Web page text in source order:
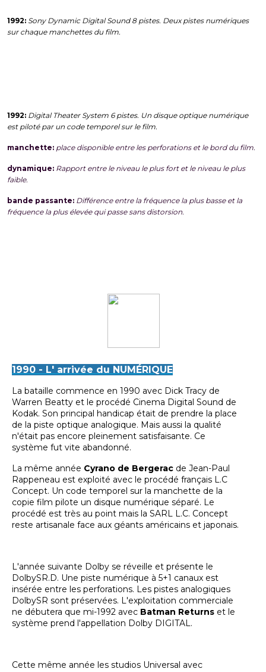
1992: Sony Dynamic Digital Sound 8 pistes. Deux pistes numériques
sur chaque manchettes du film.
1992: Digital Theater System 6 pistes. Un disque optique numérique
est piloté par un code temporel sur le film.
manchette: place disponible entre les perforations et le bord du film.
dynamique: Rapport entre le niveau le plus fort et le niveau le plus
faible.
bande passante: Différence entre la fréquence la plus basse et la
fréquence la plus élevée qui passe sans distorsion.
1990 - L' arrivée du NUMÉRIQUE
La bataille commence en 1990 avec Dick Tracy de
Warren Beatty et le procédé Cinema Digital Sound de
Kodak. Son principal handicap était de prendre la place
de la piste optique analogique. Mais aussi la qualité
n'était pas encore pleinement satisfaisante. Ce
système fut vite abandonné.
La même année Cyrano de Bergerac de Jean-Paul
Rappeneau est exploité avec le procédé français L.C
Concept. Un code temporel sur la manchette de la
copie film pilote un disque numérique séparé. Le
procédé est très au point mais la SARL L.C. Concept
reste artisanale face aux géants américains et japonais.
L'année suivante Dolby se réveille et présente le
DolbySR.D. Une piste numérique à 5+1 canaux est
insérée entre les perforations. Les pistes analogiques
DolbySR sont préservées. L'exploitation commerciale
ne débutera que mi-1992 avec Batman Returns et le
système prend l'appellation Dolby DIGITAL.
Cette même année les studios Universal avec